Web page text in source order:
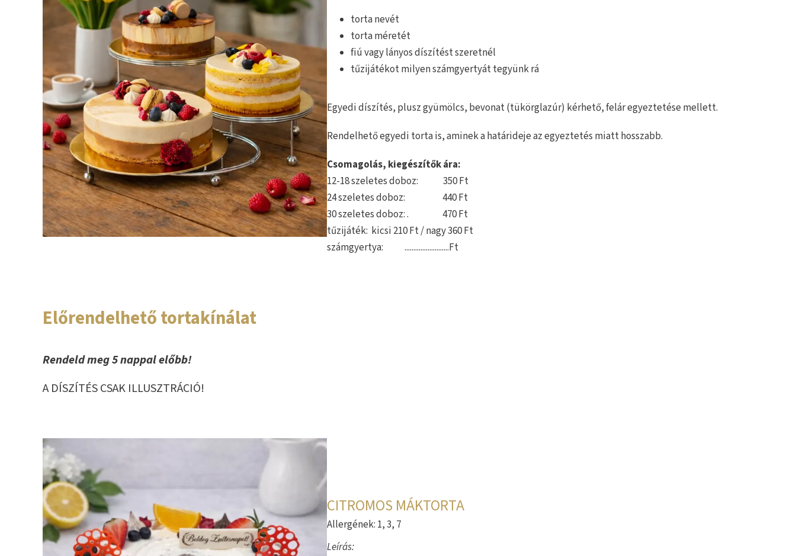
torta nevét
torta méretét
fiú vagy lányos díszítést szeretnél
tűzijátékot milyen számgyertyát tegyünk rá
Egyedi díszítés, plusz gyümölcs, bevonat (tükörglazúr) kérhető, felár egyeztetése mellett.
Rendelhető egyedi torta is, aminek a határideje az egyeztetés miatt hosszabb.
Csomagolás, kiegészítők ára:
12-18 szeletes doboz: 350 Ft
24 szeletes doboz: 440 Ft
30 szeletes doboz: . 470 Ft
tűzijáték: kicsi 210 Ft / nagy 360 Ft
számgyertya: .........................Ft
Előrendelhető tortakínálat
Rendeld meg 5 nappal előbb!
A DÍSZÍTÉS CSAK ILLUSZTRÁCIÓ!
CITROMOS MÁKTORTA
Allergének: 1, 3, 7
Leírás: